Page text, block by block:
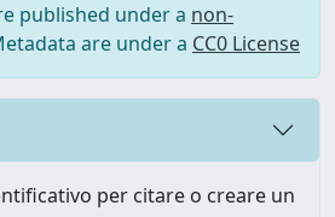
published under a non-
are under a CC0 License
per citare o creare un